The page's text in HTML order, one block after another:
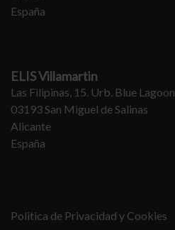
España
ELIS Villamartin
Las Filipinas, 15. Urb. Blue Lagoon
03193 San Miguel de Salinas
Alicante
España
Politica de Privacidad y Cookies